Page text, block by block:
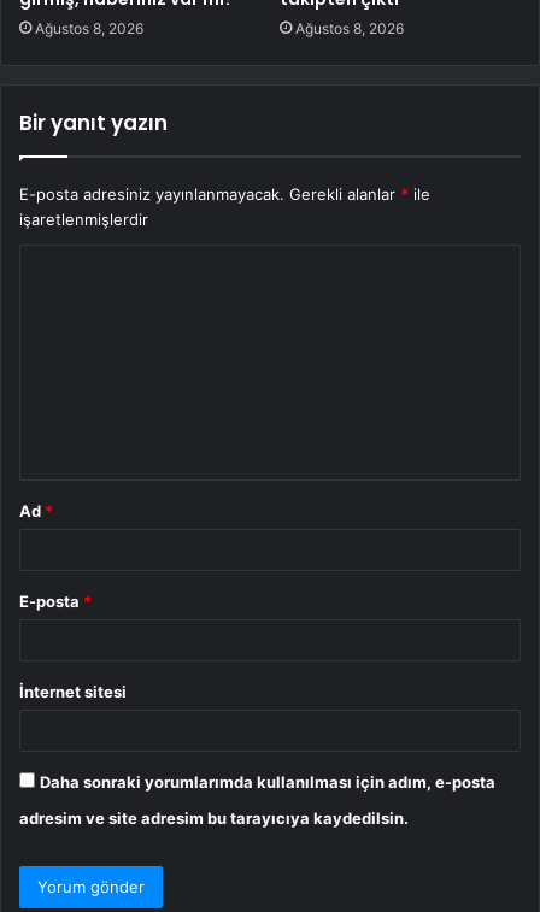
Ağustos 8, 2026 Ağustos 8, 2026
Bir yanıt yazın
E-posta adresiniz yayınlanmayacak. Gerekli alanlar * ile
işaretlenmişlerdir
Ad *
E-posta *
İnternet sitesi
Daha sonraki yorumlarımda kullanılması için adım, e-posta
adresim ve site adresim bu tarayıcıya kaydedilsin.